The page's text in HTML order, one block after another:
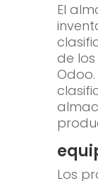
El
de
Los